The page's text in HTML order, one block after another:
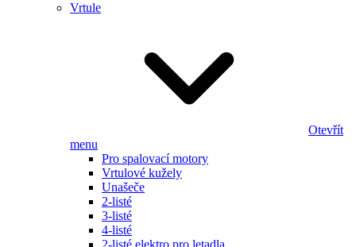
Vrtule
Otevřít
menu
Pro spalovací motory
Vrtulové kužely
Unašeče
2-listé
3-listé
4-listé
2-listé elektro pro letadla